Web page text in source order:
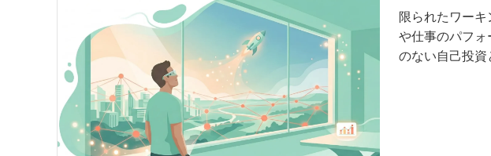
限られたワー
や仕事のパフォ
のない自己投資